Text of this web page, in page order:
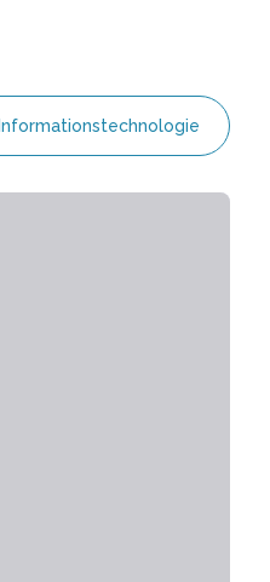
Informationstechnologie